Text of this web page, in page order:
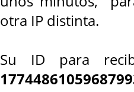
otra IP distinta.
Su ID para